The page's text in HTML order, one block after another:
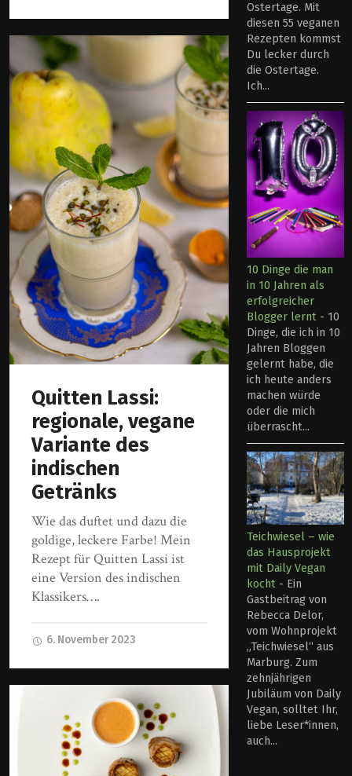
Quitten Lassi:
regionale, vegane
Variante des
indischen
Getränks
Wie das duftet und dazu die
goldige, leckere Farbe! Mein
Rezept für Quitten Lassi ist
eine Version des indischen
Klassikers….
6. November 2023
Ostertage. Mit
diesen 55 veganen
Rezepten kommst
Du lecker durch
die Ostertage.
Ich...
10 Dinge die man
in 10 Jahren als
erfolgreicher
Blogger lernt - 10
Dinge, die ich in 10
Jahren Bloggen
gelernt habe, die
ich heute anders
machen würde
oder die mich
überrascht...
Teichwiesel – wie
das Hausprojekt
mit Daily Vegan
kocht - Ein
Gastbeitrag von
Rebecca Delor,
vom Wohnprojekt
„Teichwiesel“ aus
Marburg. Zum
zehnjährigen
Jubiläum von Daily
Vegan, solltet Ihr,
liebe Leser*innen,
auch...